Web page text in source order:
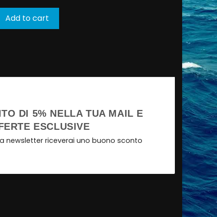
Add to cart
DI 5% NELLA TUA MAIL E
ESCLUSIVE
newsletter riceverai uno buono sconto